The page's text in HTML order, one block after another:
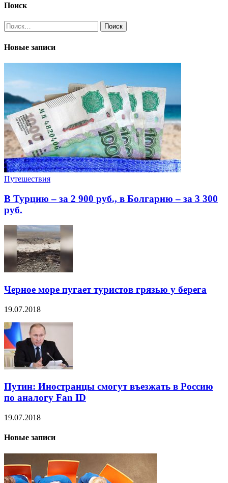
Поиск
Найти:
Новые записи
Путешествия
В Турцию – за 2 900 руб., в Болгарию – за 3 300
руб.
Черное море пугает туристов грязью у берега
19.07.2018
Путин: Иностранцы смогут въезжать в Россию
по аналогу Fan ID
19.07.2018
Новые записи